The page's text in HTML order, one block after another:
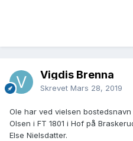
Vigdis Brenna
Skrevet Mars 28, 2019
Ole har ved vielsen
Olsen i FT 1801 i Hof på
Else Nielsdatter.